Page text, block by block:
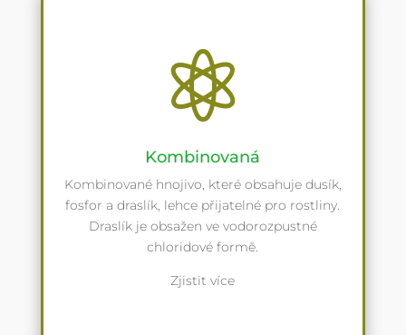

Kombinovaná
Kombinované hnojivo, které obsahuje dusík,
fosfor a draslík, lehce přijatelné pro rostliny.
Draslík je obsažen ve vodorozpustné
chloridové formě.
Zjistit více